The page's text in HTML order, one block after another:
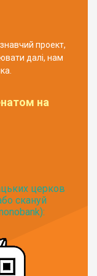
проект,
далі, нам
на
церков
скануй